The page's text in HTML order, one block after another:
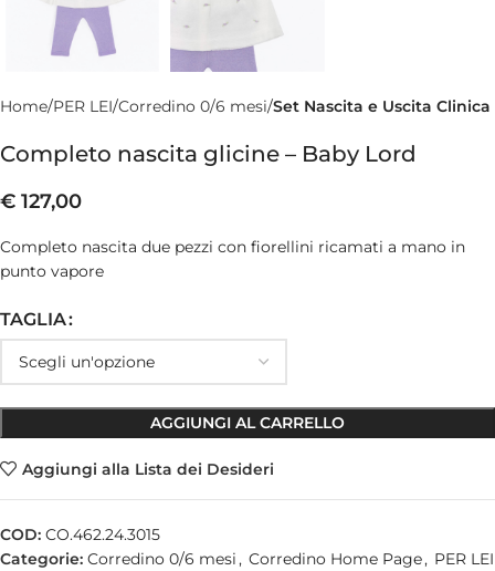
Home PER LEI Corredino 0/6 mesi Set Nascita e Uscita Clinica
Completo nascita glicine – Baby Lord
€ 127,00
Completo nascita due pezzi con fiorellini ricamati a mano in
punto vapore
TAGLIA
AGGIUNGI AL CARRELLO
Aggiungi alla Lista dei Desideri
COD: CO.462.24.3015
Categorie: Corredino 0/6 mesi, Corredino Home Page, PER LEI